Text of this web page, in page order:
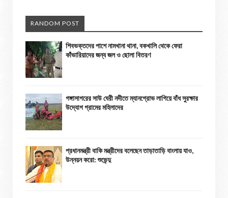
RANDOM POST
শিবভক্তদের পাশে নামখানা থানা, বকখালি থেকে ফেরা
কাঁভারিয়াদের জন্য জল ও ছোলা বিতরণ
গঙ্গাসাগরের সাউ ঘেরী নদীতে ম্যানগ্রোভ লাগিয়ে বাঁধ সুরক্ষার
উদ্যোগ গ্রামের মহিলাদের
প্রধানমন্ত্রী বাকি মন্ত্রীদের বলেছেন তাড়াতাড়ি বাংলায় যাও,
উন্নয়ন করো: শুভেন্দু